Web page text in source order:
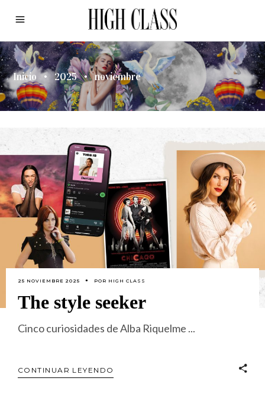
Inicio • 2025 • noviembre
25 NOVIEMBRE 2025 POR HIGH CLASS
The style seeker
Cinco curiosidades de Alba Riquelme
CONTINUAR LEYENDO